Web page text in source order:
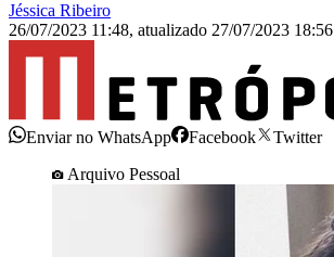
Jéssica Ribeiro
26/07/2023 11:48, atualizado 27/07/2023 18:56
Enviar no WhatsApp Facebook
Twitter
Arquivo Pessoal